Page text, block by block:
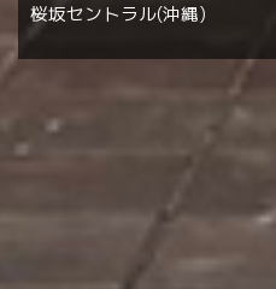
桜坂セントラル(沖縄)